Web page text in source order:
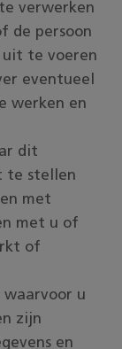
verwerken
de persoon
te voeren
eventueel
werken en
dit
te stellen
met
met u of
of
waarvoor u
zijn
en